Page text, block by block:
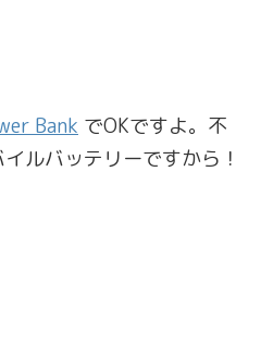
Bank でOKですよ。不
ルバッテリーですから！